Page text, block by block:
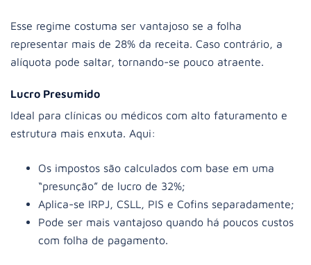
Esse regime costuma ser vantajoso se a folha
representar mais de 28% da receita. Caso contrário, a
alíquota pode saltar, tornando-se pouco atraente.
Lucro Presumido
Ideal para clínicas ou médicos com alto faturamento e
estrutura mais enxuta. Aqui:
Os impostos são calculados com base em uma
“presunção” de lucro de 32%;
Aplica-se IRPJ, CSLL, PIS e Cofins separadamente;
Pode ser mais vantajoso quando há poucos custos
com folha de pagamento.